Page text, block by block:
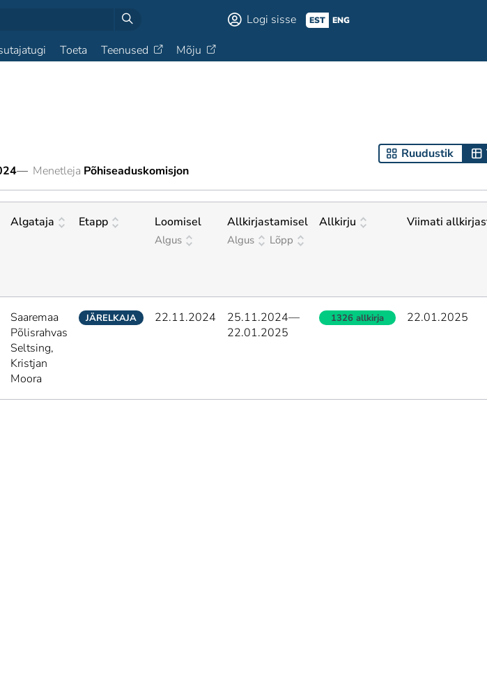
Logi sisse EST ENG
Toeta Teenused Mõju
Ruudustik
— Menetleja Põhiseaduskomisjon
Algataja Etapp Loomisel
Algus
Allkirjastamisel
Algus Lõpp
Allkirju Viimati
Saaremaa
Põlisrahvas
Seltsing,
Kristjan
Moora
JÄRELKAJA 22.11.2024 25.11.2024—
22.01.2025
1326 allkirja 22.01.2025